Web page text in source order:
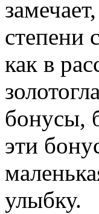
степени
как в
бонусы,
эти
улыбку.